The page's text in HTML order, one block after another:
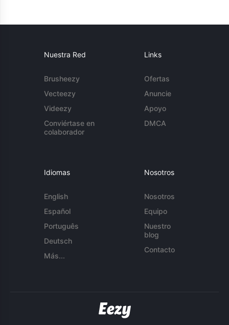
Nuestra Red
Brusheezy
Vecteezy
Videezy
Conviértase en
colaborador
Links
Ofertas
Anuncie
Apoyo
DMCA
Idiomas
English
Español
Português
Deutsch
Más...
Nosotros
Nosotros
Equipo
Nuestro
blog
Contacto